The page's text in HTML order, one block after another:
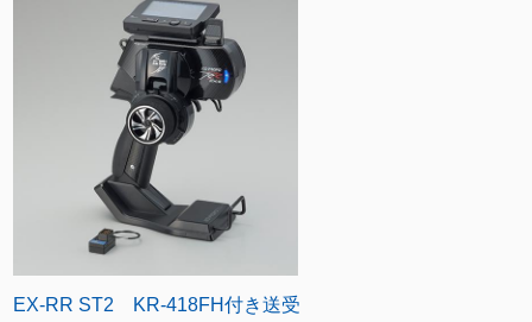
EX-RR ST2 KR-418FH付き送受